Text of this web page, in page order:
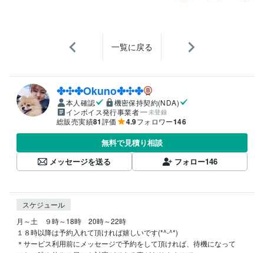
一覧に戻る
✤✣✤Okuno✤✣✤
本人確認
機密保持契約(NDA)
インボイス発行事業者
未登録
総販売実績81評価 4.9フォロワー146
無料で見積り相談
メッセージを送る
フォロー146
スケジュール
月～土　９時～18時　20時～22時
１８時以降は予約入れて頂ければ嬉しいです(*^-^*)
＊サービス利用前にメッセージで予約をして頂ければ、待機になって